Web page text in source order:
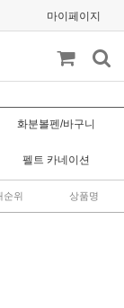
마이페이지
화분볼펜/바구니
펠트 카네이션
순위 상품명